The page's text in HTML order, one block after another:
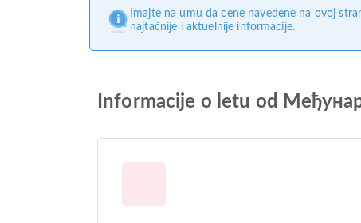
Imajte na umu da cene navedene na ovoj
najtačnije i aktuelnije informacije.
Informacije o letu od